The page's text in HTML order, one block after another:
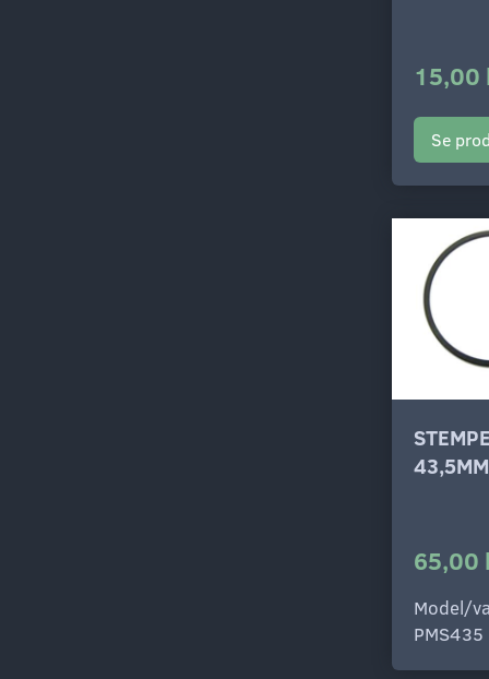
15,00
Se
65,00
Model/
PMS435